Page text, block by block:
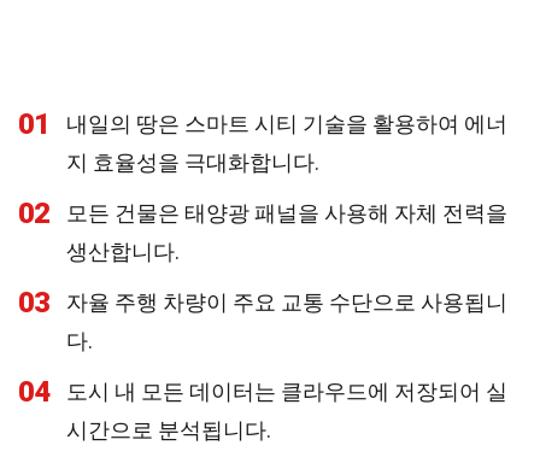
01
내일의 땅은 스마트 시티 기술을 활용하여 에너
지 효율성을 극대화합니다.
02
모든 건물은 태양광 패널을 사용해 자체 전력을
생산합니다.
03
자율 주행 차량이 주요 교통 수단으로 사용됩니
다.
04
도시 내 모든 데이터는 클라우드에 저장되어 실
시간으로 분석됩니다.